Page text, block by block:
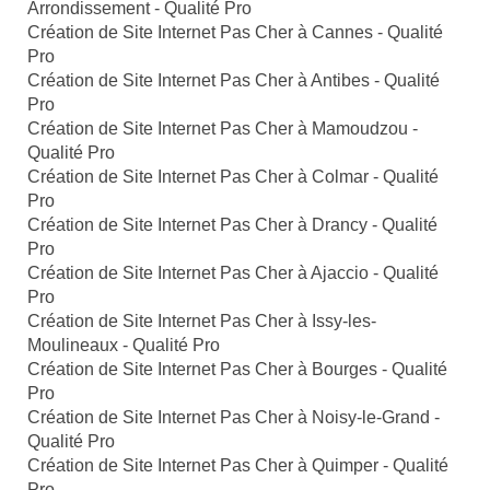
Arrondissement - Qualité Pro
Création de Site Internet Pas Cher à Cannes - Qualité
Pro
Création de Site Internet Pas Cher à Antibes - Qualité
Pro
Création de Site Internet Pas Cher à Mamoudzou -
Qualité Pro
Création de Site Internet Pas Cher à Colmar - Qualité
Pro
Création de Site Internet Pas Cher à Drancy - Qualité
Pro
Création de Site Internet Pas Cher à Ajaccio - Qualité
Pro
Création de Site Internet Pas Cher à Issy-les-
Moulineaux - Qualité Pro
Création de Site Internet Pas Cher à Bourges - Qualité
Pro
Création de Site Internet Pas Cher à Noisy-le-Grand -
Qualité Pro
Création de Site Internet Pas Cher à Quimper - Qualité